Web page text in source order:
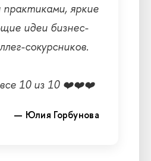
практиками, яркие
идеи бизнес-
сокурсников.
все 10 из 10 ❤️❤️❤️
— Юлия Горбунова